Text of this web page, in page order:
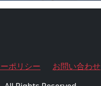
ポリシー
お問い合わせ